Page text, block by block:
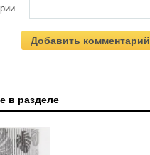
Добавить комментарий
в разделе